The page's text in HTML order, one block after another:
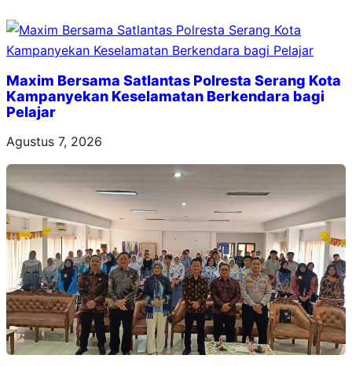
Maxim Bersama Satlantas Polresta Serang Kota
Kampanyekan Keselamatan Berkendara bagi
Pelajar
Agustus 7, 2026